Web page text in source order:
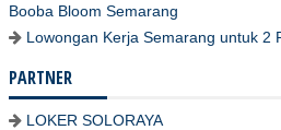
Booba Bloom Semarang
Lowongan Kerja Semarang untuk 2
PARTNER
LOKER SOLORAYA